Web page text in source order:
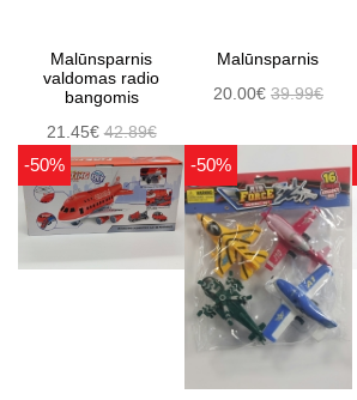
Malūnsparnis
valdomas radio
bangomis
21.45€42.89€
Malūnsparnis
20.00€ 39.99€
-50% -50%